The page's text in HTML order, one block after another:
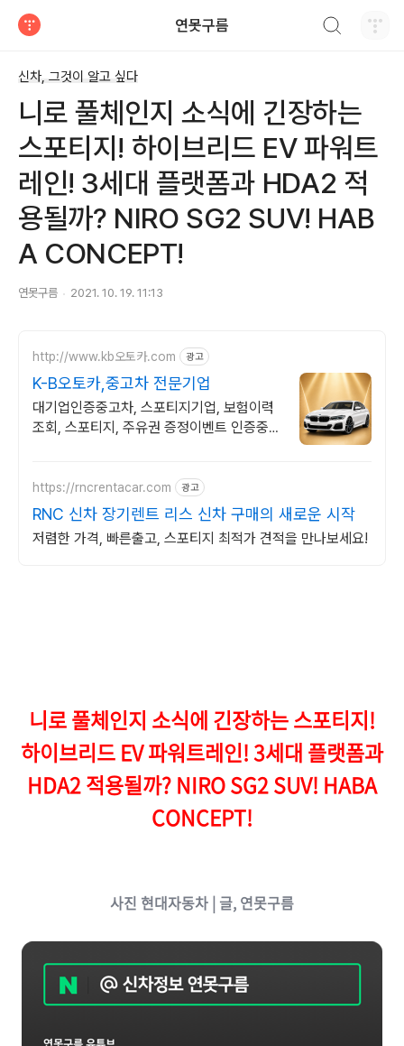
연못구름
신차, 그것이 알고 싶다
니로 풀체인지 소식에 긴장하는
스포티지! 하이브리드 EV 파워트
레인! 3세대 플랫폼과 HDA2 적
용될까? NIRO SG2 SUV! HAB
A CONCEPT!
연못구름 2021. 10. 19. 11:13
http://www.kb오토카.com 광고
K-B오토카,중고차 전문기업
대기업인증중고차, 스포티지기업, 보험이력
조회, 스포티지, 주유권 증정이벤트 인증중고
https://rncrentacar.com 광고
RNC 신차 장기렌트 리스 신차 구매의 새로운 시작
저렴한 가격, 빠른출고, 스포티지 최적가 견적을 만나보세요!
니로 풀체인지 소식에 긴장하는 스포티지!
하이브리드 EV 파워트레인! 3세대 플랫폼과
HDA2 적용될까? NIRO SG2 SUV! HABA
CONCEPT!
사진 현대자동차 | 글, 연못구름